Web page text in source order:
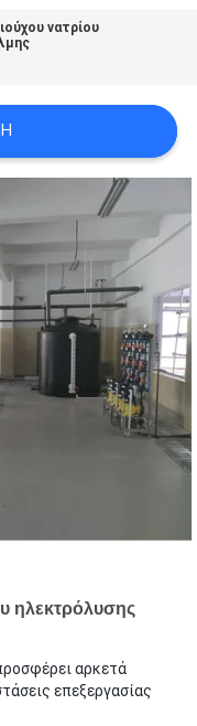
νατρίου
ηλεκτρόλυσης
αρκετά
επεξεργασίας